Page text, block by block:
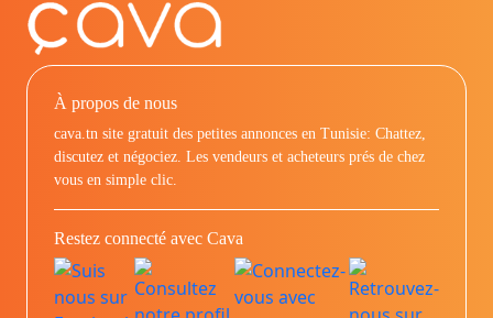
À propos de nous
cava.tn site gratuit des petites annonces en Tunisie: Chattez,
discutez et négociez. Les vendeurs et acheteurs prés de chez
vous en simple clic.
Restez connecté avec Cava